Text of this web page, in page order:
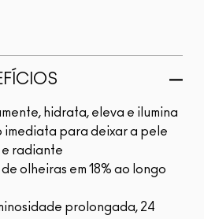
hidrata, eleva e ilumina
imediata para deixar a pele
e radiante
olheiras em 18% ao longo
prolongada, 24